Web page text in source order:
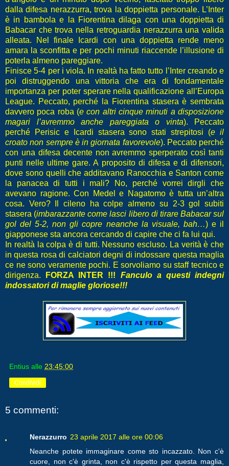
dalla difesa nerazzurra, trova la doppietta personale. L’Inter
è in bambola e la Fiorentina dilaga con una doppietta di
Babacar che trova nella retroguardia nerazzurra una valida
alleata. Nel finale Icardi con una doppietta rende meno
amara la sconfitta e per pochi minuti riaccende l’illusione di
poterla almeno pareggiare.
Finisce 5-4 per i viola. In realtà ha fatto tutto l’Inter creando e
poi distruggendo una vittoria che era di fondamentale
importanza per poter sperare nella qualificazione all’Europa
League. Peccato, perché la Fiorentina stasera è sembrata
davvero poca roba (e con altri cinque minuti a disposizione
magari l’avremmo anche pareggiata o vinta). Peccato
perché Perisic e Icardi stasera sono stati strepitosi (e il
croato non sempre è in giornata favorevole). Peccato perché
con una difesa decente non avremmo sperperato così tanti
punti nelle ultime gare. A proposito di difesa e di difensori,
dove sono quelli che additavano Ranocchia e Santon come
la panacea di tutti i mali? No, perché vorrei dirgli che
avevano ragione. Con Medel e Nagatomo è tutta un’altra
cosa. Vero? Il cileno ha colpe almeno su 2-3 gol subiti
stasera (imbarazzante come lasci libero di tirare Babacar sul
gol del 5-2, non gli copre neanche la visuale, bah…) e il
giapponese sta ancora cercando di capire che ci fa lui qui.
In realtà la colpa è di tutti. Nessuno escluso. La verità è che
in questa rosa di calciatori degni di indossare questa maglia
ce ne sono veramente pochi. E sorvoliamo su staff tecnico e
dirigenza.
FORZA INTER !!! Fanculo a questi indegni
indossatori di maglie gloriose!!!
Entius alle 23:45:00
Condividi
5 commenti:
Nerazzurro 23 aprile 2017 alle ore 00:06
Neanche potete immaginare come sto incazzato. Non c'è
cuore, non c'è grinta, non c'è rispetto per questa maglia,